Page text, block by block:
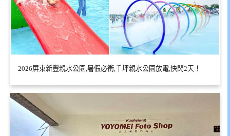
2026屏東新豐親水公園,暑假必衝,千坪親水公園放電,快閃2天！